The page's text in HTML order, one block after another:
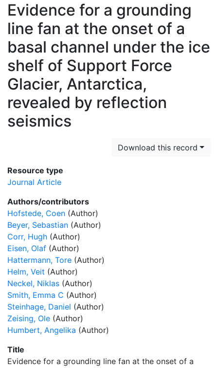
Evidence for a grounding
line fan at the onset of a
basal channel under the ice
shelf of Support Force
Glacier, Antarctica,
revealed by reflection
seismics
Download this record
Resource type
Journal Article
Authors/contributors
Hofstede, Coen (Author)
Beyer, Sebastian (Author)
Corr, Hugh (Author)
Eisen, Olaf (Author)
Hattermann, Tore (Author)
Helm, Veit (Author)
Neckel, Niklas (Author)
Smith, Emma C (Author)
Steinhage, Daniel (Author)
Zeising, Ole (Author)
Humbert, Angelika (Author)
Title
Evidence for a grounding line fan at the onset of a